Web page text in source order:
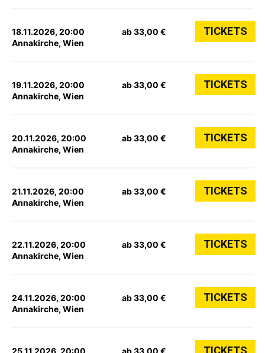
18.11.2026, 20:00
Annakirche, Wien
ab 33,00 € TICKETS
19.11.2026, 20:00
Annakirche, Wien
ab 33,00 € TICKETS
20.11.2026, 20:00
Annakirche, Wien
ab 33,00 € TICKETS
21.11.2026, 20:00
Annakirche, Wien
ab 33,00 € TICKETS
22.11.2026, 20:00
Annakirche, Wien
ab 33,00 € TICKETS
24.11.2026, 20:00
Annakirche, Wien
ab 33,00 € TICKETS
25.11.2026, 20:00
ab 33,00 € TICKETS